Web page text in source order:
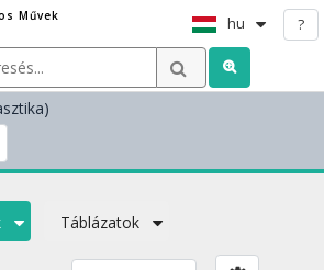
Művek
hu ?
Táblázatok